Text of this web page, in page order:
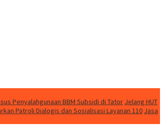
Penyalahgunaan BBM Subsidi di Tator Jelang HUT
Patroli Dialogis dan Sosialisasi Layanan 110 Jasa